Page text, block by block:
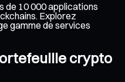
de 10 000 applications
Explorez
gamme de services
crypto